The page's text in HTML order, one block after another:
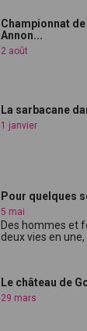
Championnat
Annon...
2 août
La sarbacane
1 janvier
Pour quelques
5 mai
Des hommes et
deux vies en une,
Le château de
29 mars